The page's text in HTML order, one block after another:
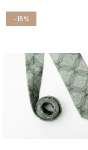
-15%